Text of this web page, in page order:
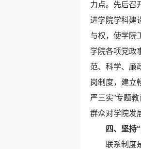
力点。先后召
进学院学科建
与权，使学院
学院各项党政
范、科学、廉
岗制度，建立
严三实”专题
群众对学院发
四、坚持“
联系制度是